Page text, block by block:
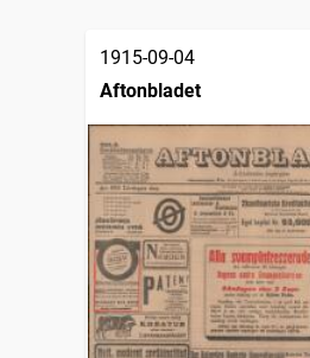
1915-09-04
Aftonbladet